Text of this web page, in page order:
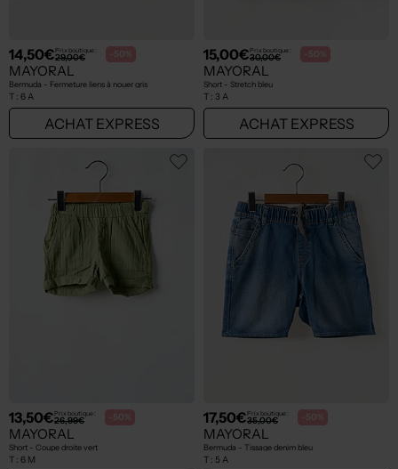
14,50€Prix boutique :
29,00€ -50%
MAYORAL
Bermuda - Fermeture liens à nouer gris
T : 6 A
ACHAT EXPRESS
15,00€Prix boutique :
30,00€ -50%
MAYORAL
Short - Stretch bleu
T : 3 A
ACHAT EXPRESS
13,50€Prix boutique :
26,99€ -50%
MAYORAL
Short - Coupe droite vert
T : 6 M
17,50€Prix boutique :
35,00€ -50%
MAYORAL
Bermuda - Tissage denim bleu
T : 5 A